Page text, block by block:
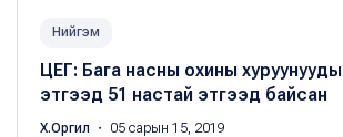
Нийгэм
ЦЕГ: Бага насны охины
этгээд 51 настай этгээд байсан
Х.Оргил ・ 05 сарын 15, 2019